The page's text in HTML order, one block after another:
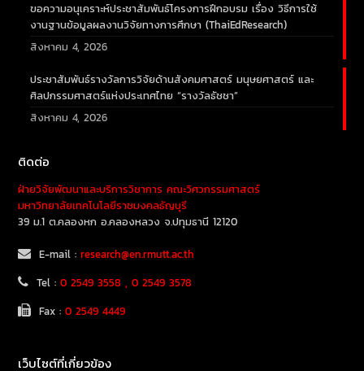
ขอความอนุเคราะห์ประชาสัมพันธ์โครงการฝึกอบรม เรื่อง วิธีการใช้
งานฐานข้อมูลผลงานวิจัยทางการศึกษา (ThaiEdResearch)
สิงหาคม 4, 2026
ประชาสัมพันธ์รางวัลการวิจัยด้านสังคมศาสตร์ มนุษยศาสตร์ และ
ศิลปกรรมศาสตร์แห่งประเทศไทย “รางวัลธัชชา”
สิงหาคม 4, 2026
ติดต่อ
ฝ่ายวิจัยพัฒนาและบริการวิชาการ คณะวิศวกรรมศาสตร์
มหาวิทยาลัยเทคโนโลยีราชมงคลธัญบุรี
39 ม.1 ต.คลองหก อ.คลองหลวง จ.ปทุมธานี 12120
E-mail :research@en.rmutt.ac.th
Tel :0 2549 3558 , 0 2549 3578
Fax :0 2549 4449
เว็บไซต์ที่เกี่ยวข้อง